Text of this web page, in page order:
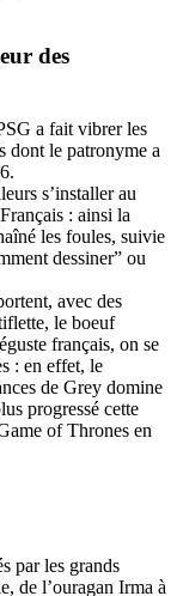
des
a fait vibrer les
dont le patronyme a
s’installer au
: ainsi la
les foules, suivie
dessiner” ou
avec des
le boeuf
français, on se
: en effet, le
de Grey domine
progressé cette
of Thrones en
par les grands
de l’ouragan Irma à